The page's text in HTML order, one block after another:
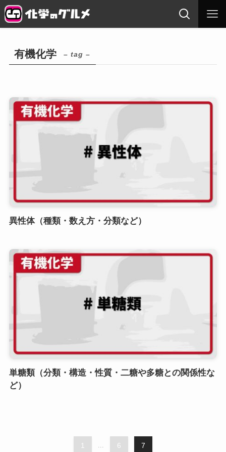
有機化学 – tag –
異性体（種類・数え方・分類など）
単糖類（分類・構造・性質・二糖や多糖との関係性な
ど）
1 6 7